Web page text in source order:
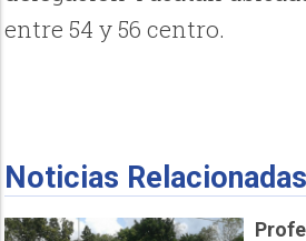
entre 54 y 56 centro.
Noticias Relacionadas